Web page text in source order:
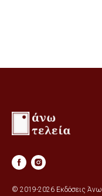
© 2019-2026 Εκδόσεις Άνω